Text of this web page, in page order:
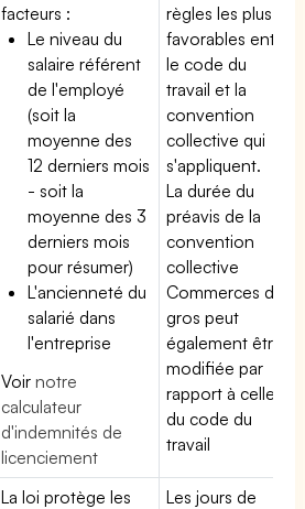
facteurs :
Le niveau du
salaire référent
de l'employé
(soit la
moyenne des
12 derniers mois
- soit la
moyenne des 3
derniers mois
pour résumer)
L'ancienneté du
salarié dans
l'entreprise
Voirnotre
calculateur
d'indemnités de
licenciement
règles les plus
favorables entre
le code du
travail et la
convention
collective qui
s'appliquent.
La durée du
préavis de la
convention
collective
Commerces de
gros peut
également être
modifiée par
rapport à celle
du code du
travail
La loi protège les
Les jours de